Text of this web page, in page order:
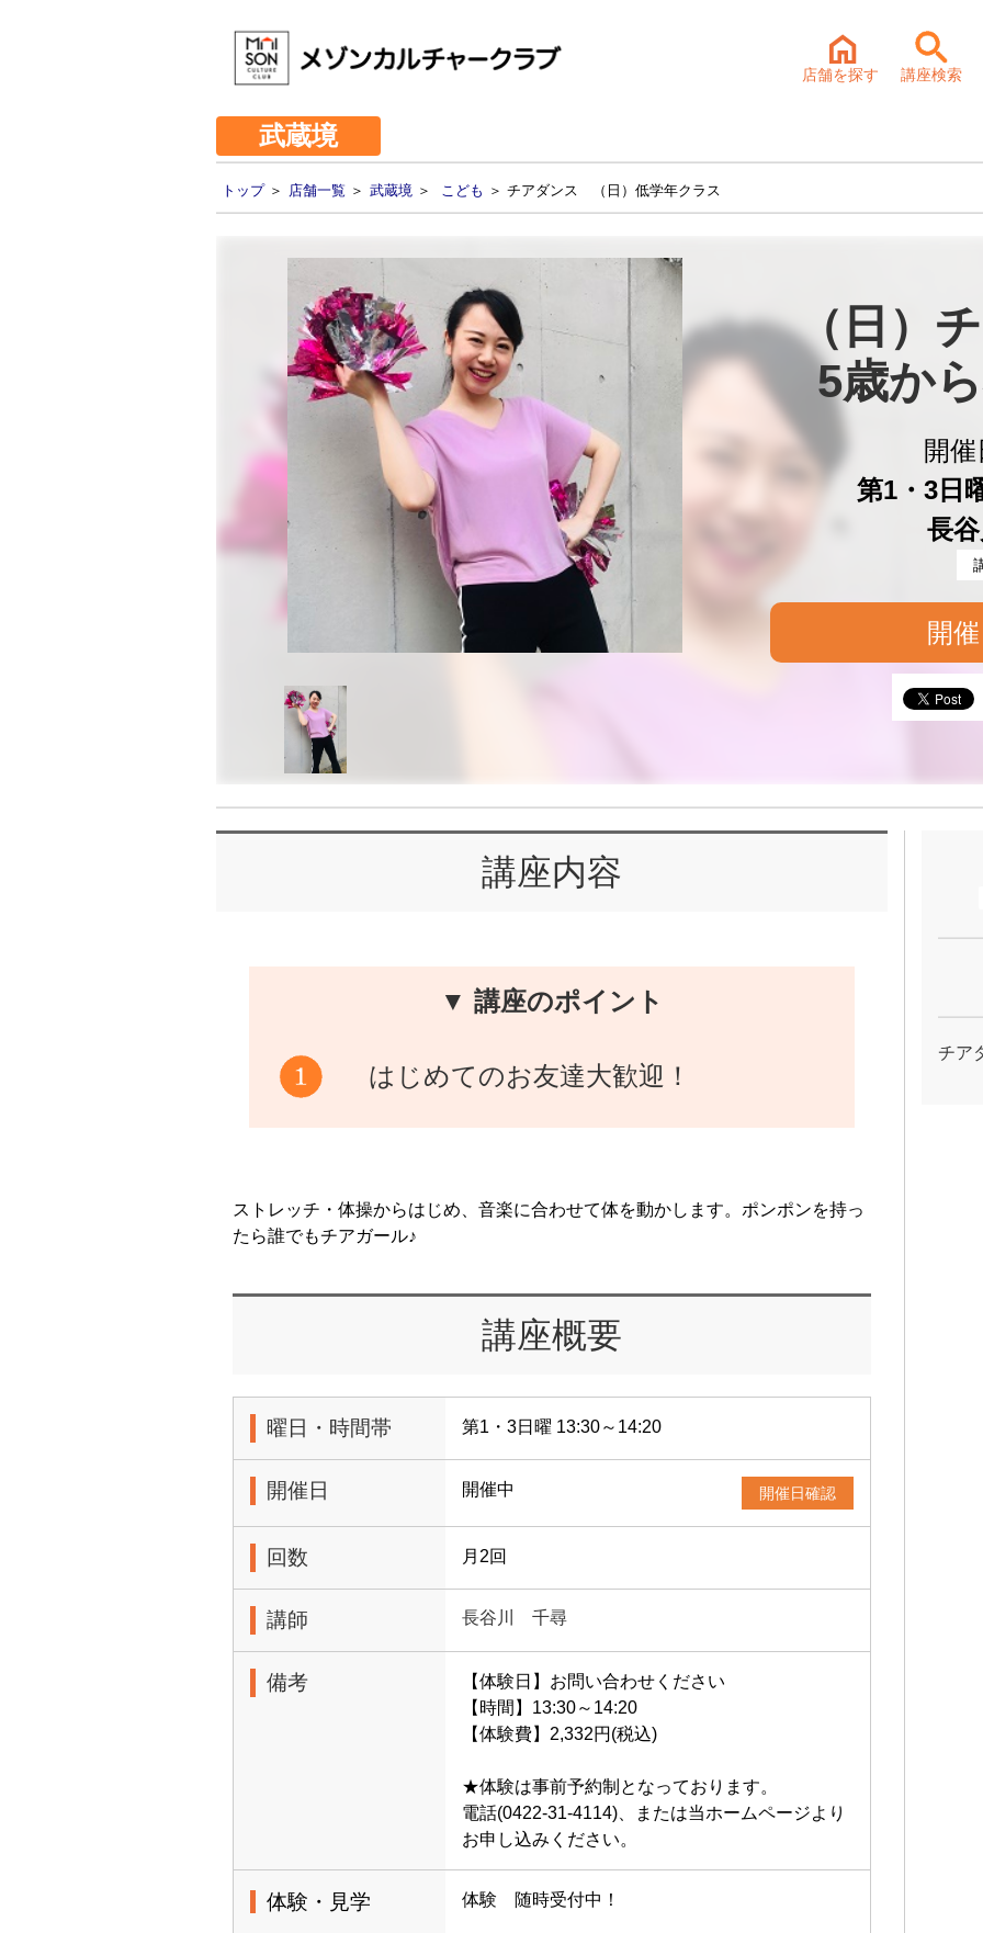
店舗を探す 講座検索
武蔵境
トップ＞ 店舗一覧 ＞ 武蔵境 ＞ こども ＞ チアダンス （日）低学年クラス
（日）
5歳か
開催
第1・3日
長
開
講座内容
▼ 講座のポイント
はじめてのお友達大歓迎！
ストレッチ・体操からはじめ、音楽に合わせて体を動かします。ポンポンを持っ
たら誰でもチアガール♪
講座概要
曜日・時間帯 第1・3日曜 13:30～14:20
開催日 開催中 開催日確認
回数 月2回
講師 長谷川 千尋
備考
【体験日】お問い合わせください
【時間】13:30～14:20
【体験費】2,332円(税込)
★体験は事前予約制となっております。
電話(0422-31-4114)、または当ホームページより
お申し込みください。
体験・見学 体験 随時受付中！
チア